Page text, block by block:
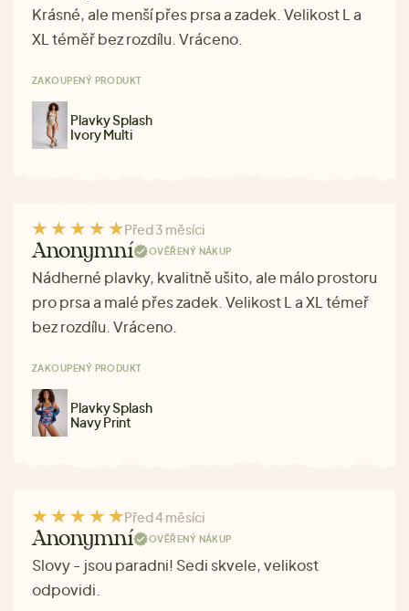
Krásné, ale menší přes prsa a zadek. Velikost L a
XL téměř bez rozdílu. Vráceno.
ZAKOUPENÝ PRODUKT
Plavky Splash
Ivory Multi
Před 3 měsíci
Anonymní OVĚŘENÝ NÁKUP
Nádherné plavky, kvalitně ušito, ale málo prostoru
pro prsa a malé přes zadek. Velikost L a XL témeř
bez rozdílu. Vráceno.
ZAKOUPENÝ PRODUKT
Plavky Splash
Navy Print
Před 4 měsíci
Anonymní OVĚŘENÝ NÁKUP
Slovy - jsou paradni! Sedi skvele, velikost
odpovidi.